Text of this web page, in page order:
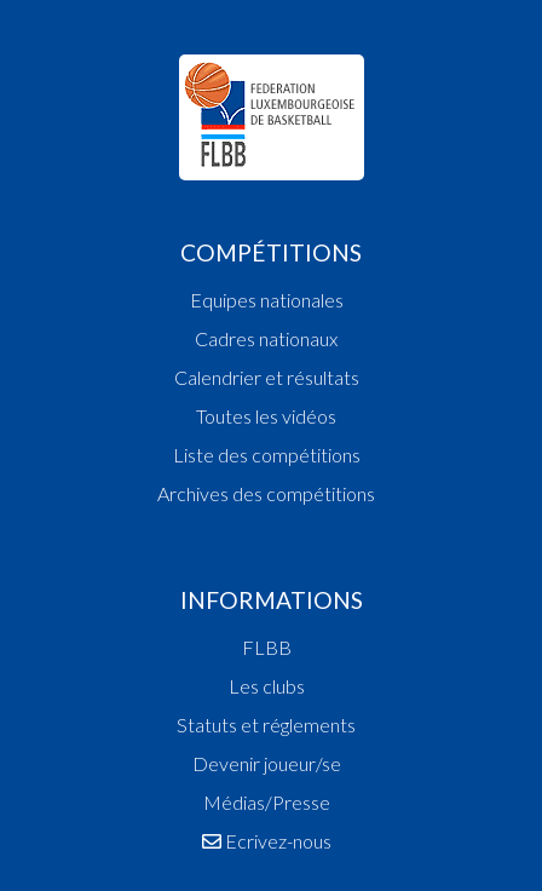
COMPÉTITIONS
Equipes nationales
Cadres nationaux
Calendrier et résultats
Toutes les vidéos
Liste des compétitions
Archives des compétitions
INFORMATIONS
FLBB
Les clubs
Statuts et réglements
Devenir joueur/se
Médias/Presse
Ecrivez-nous